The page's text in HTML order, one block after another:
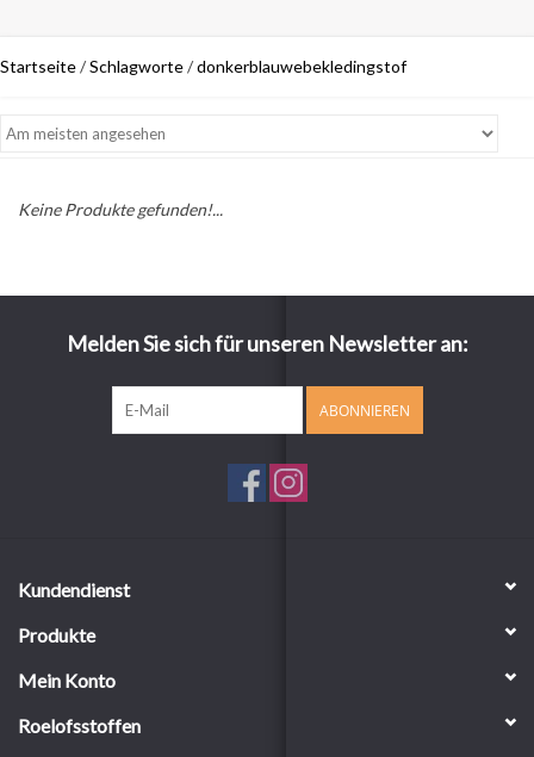
Startseite/Schlagworte/donkerblauwebekledingstof
Keine Produkte gefunden!...
Melden Sie sich für unseren Newsletter an:
ABONNIEREN
Kundendienst
Produkte
Mein Konto
Roelofsstoffen